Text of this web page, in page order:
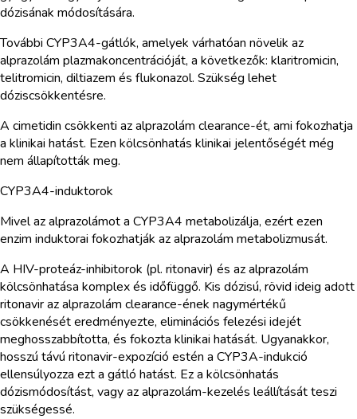
dózisának módosítására.
További CYP3A4-gátlók, amelyek várhatóan növelik az
alprazolám plazmakoncentrációját, a következők: klaritromicin,
telitromicin, diltiazem és flukonazol. Szükség lehet
dóziscsökkentésre.
A cimetidin csökkenti az alprazolám clearance-ét, ami fokozhatja
a klinikai hatást. Ezen kölcsönhatás klinikai jelentőségét még
nem állapították meg.
CYP3A4-induktorok
Mivel az alprazolámot a CYP3A4 metabolizálja, ezért ezen
enzim induktorai fokozhatják az alprazolám metabolizmusát.
A HIV-proteáz-inhibitorok (pl. ritonavir) és az alprazolám
kölcsönhatása komplex és időfüggő. Kis dózisú, rövid ideig adott
ritonavir az alprazolám clearance-ének nagymértékű
csökkenését eredményezte, eliminációs felezési idejét
meghosszabbította, és fokozta klinikai hatását. Ugyanakkor,
hosszú távú ritonavir-expozíció estén a CYP3A-indukció
ellensúlyozza ezt a gátló hatást. Ez a kölcsönhatás
dózismódosítást, vagy az alprazolám-kezelés leállítását teszi
szükségessé.